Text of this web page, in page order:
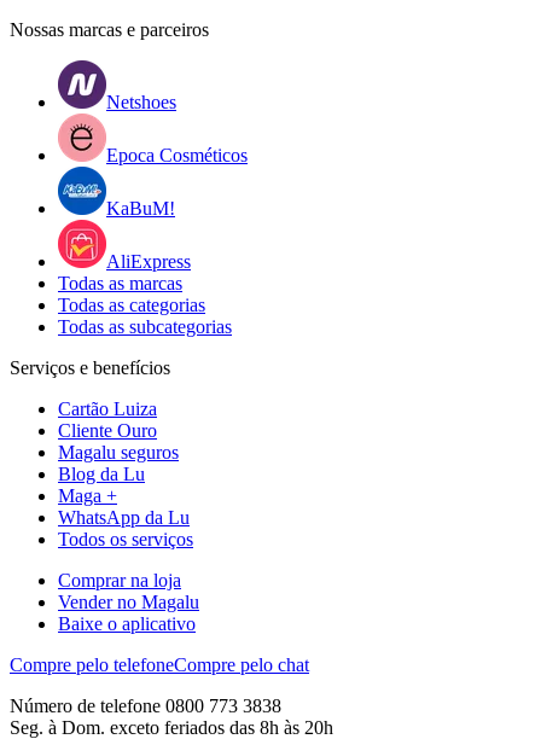
Nossas marcas e parceiros
Netshoes
Epoca Cosméticos
KaBuM!
AliExpress
Todas as marcas
Todas as categorias
Todas as subcategorias
Serviços e benefícios
Cartão Luiza
Cliente Ouro
Magalu seguros
Blog da Lu
Maga +
WhatsApp da Lu
Todos os serviços
Comprar na loja
Vender no Magalu
Baixe o aplicativo
Compre pelo telefoneCompre pelo chat
Número de telefone 0800 773 3838
Seg. à Dom. exceto feriados das 8h às 20h